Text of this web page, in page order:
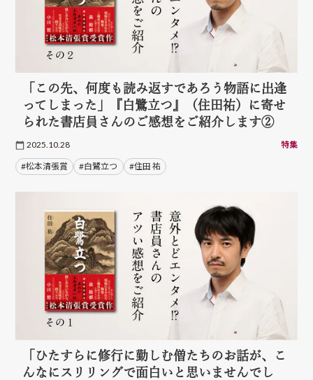
「この先、何度も読み返すであろう物語に出逢
ってしまった」『白鷺立つ』（住田祐）に寄せ
られた書店員さんのご感想をご紹介します②
2025.10.28 特集
#松本清張賞 #白鷺立つ #住田 祐
「ひたすらに修行に勤しむ僧たちのお話が、こ
んなにスリリングで面白いと思いませんでし